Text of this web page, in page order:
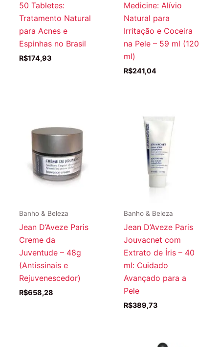
50 Tabletes:
Tratamento Natural
para Acnes e
Espinhas no Brasil
R$174,93
Medicine: Alívio
Natural para
Irritação e Coceira
na Pele – 59 ml (120
ml)
R$241,04
Banho & Beleza
Jean D’Aveze Paris
Creme da
Juventude – 48g
(Antissinais e
Rejuvenescedor)
R$658,28
Banho & Beleza
Jean D’Aveze Paris
Jouvacnet com
Extrato de Íris – 40
ml: Cuidado
Avançado para a
Pele
R$389,73